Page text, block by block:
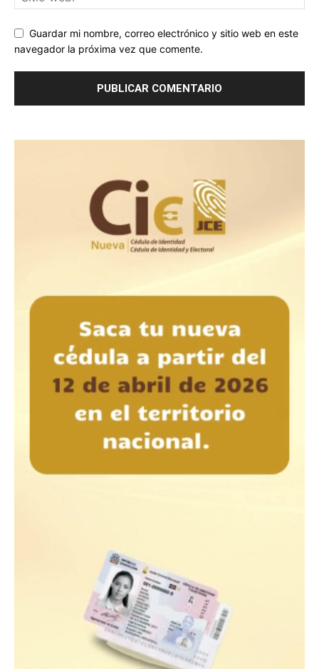
Guardar mi nombre, correo electrónico y sitio web en este
navegador la próxima vez que comente.